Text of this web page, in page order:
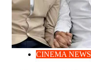
CINEMA NEWS